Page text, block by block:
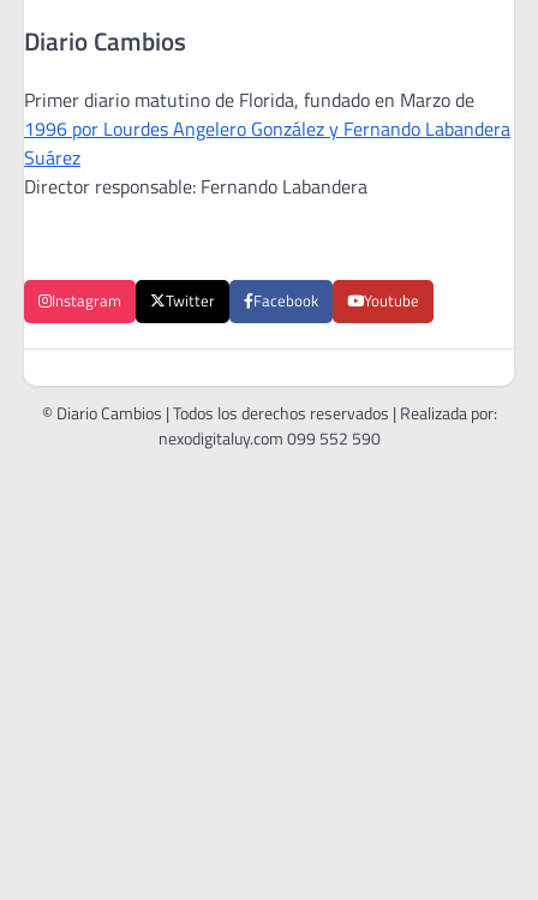
Diario Cambios
Primer diario matutino de Florida, fundado en Marzo de
1996 por Lourdes Angelero González y Fernando Labandera
Suárez
Director responsable: Fernando Labandera
Instagram Twitter Facebook Youtube